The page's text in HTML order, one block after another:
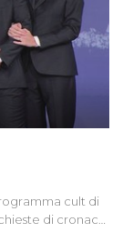
cult di
di cronaca